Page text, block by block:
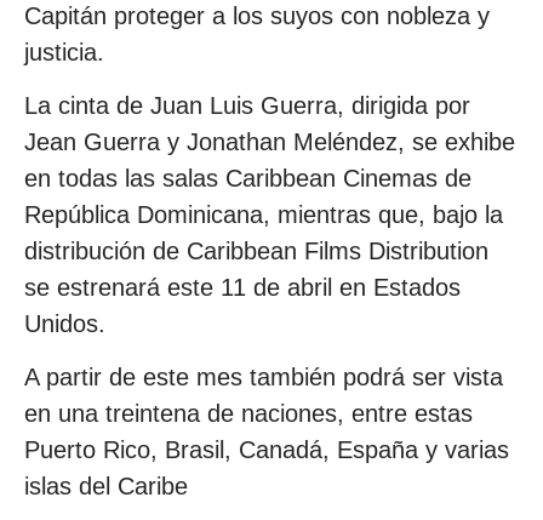
Capitán proteger a los suyos con nobleza y
justicia.
La cinta de Juan Luis Guerra, dirigida por
Jean Guerra y Jonathan Meléndez, se exhibe
en todas las salas Caribbean Cinemas de
República Dominicana, mientras que, bajo la
distribución de Caribbean Films Distribution
se estrenará este 11 de abril en Estados
Unidos.
A partir de este mes también podrá ser vista
en una treintena de naciones, entre estas
Puerto Rico, Brasil, Canadá, España y varias
islas del Caribe